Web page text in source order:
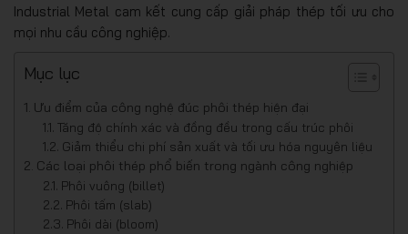
Industrial Metal cam kết cung cấp giải pháp thép tối ưu cho
mọi nhu cầu công nghiệp.
Mục lục
Ưu điểm của công nghệ đúc phôi thép hiện đại
Tăng độ chính xác và đồng đều trong cấu trúc phôi
Giảm thiểu chi phí sản xuất và tối ưu hóa nguyên liệu
Các loại phôi thép phổ biến trong ngành công nghiệp
Phôi vuông (billet)
Phôi tấm (slab)
Phôi dài (bloom)